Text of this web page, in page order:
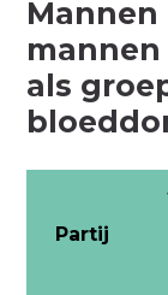
mannen
als
Partij